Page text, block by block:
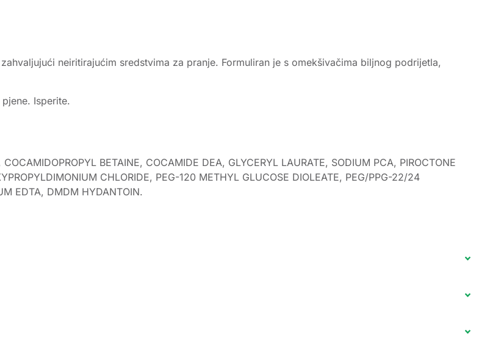
neiritirajućim sredstvima za pranje. Formuliran je s omekšivačima biljnog podrijetla,
Isperite.
BETAINE, COCAMIDE DEA, GLYCERYL LAURATE, SODIUM PCA, PIROCTONE
CHLORIDE, PEG-120 METHYL GLUCOSE DIOLEATE, PEG/PPG-22/24
EDTA, DMDM HYDANTOIN.